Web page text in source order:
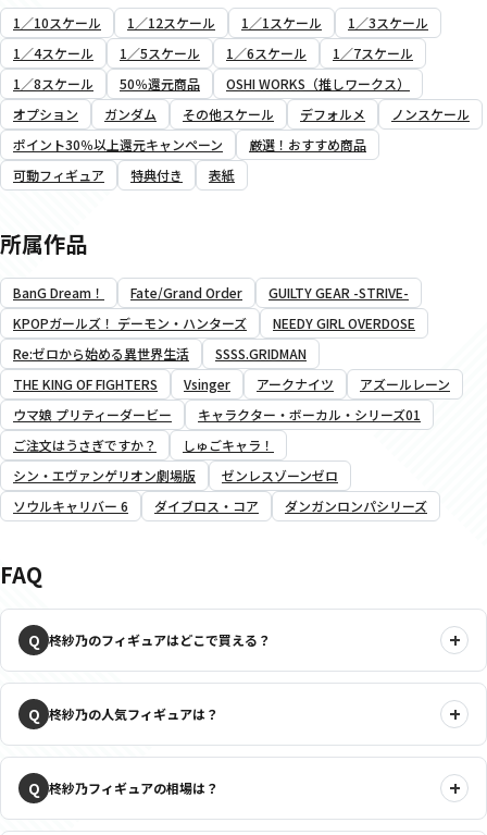
1／10スケール 1／12スケール 1／1スケール
1／3スケール
1／4スケール
1／5スケール 1／6スケール
1／7スケール
1／8スケール
50％還元商品
OSHI WORKS（推しワークス）
オプション
ガンダム その他スケール デフォルメ
ノンスケール
ポイント30％以上還元キャンペーン
厳選！おすすめ商品
可動フィギュア
特典付き 表紙
所属作品
BanG Dream！ Fate/Grand Order
GUILTY GEAR -STRIVE-
KPOPガールズ！ デーモン・ハンターズ
NEEDY GIRL OVERDOSE
Re:ゼロから始める異世界生活
SSSS.GRIDMAN
THE KING OF FIGHTERS
Vsinger アークナイツ
アズールレーン
ウマ娘 プリティーダービー
キャラクター・ボーカル・シリーズ01
ご注文はうさぎですか？
しゅごキャラ！
シン・エヴァンゲリオン劇場版
ゼンレスゾーンゼロ
ソウルキャリバー 6
ダイブロス・コア ダンガンロンパシリーズ
FAQ
柊紗乃のフィギュアはどこで買える？
柊紗乃の人気フィギュアは？
柊紗乃フィギュアの相場は？